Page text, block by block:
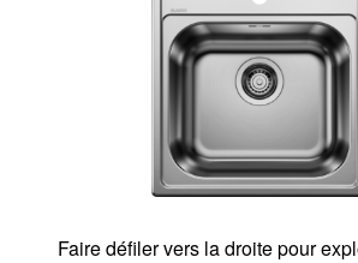
Faire défiler vers la droite pour